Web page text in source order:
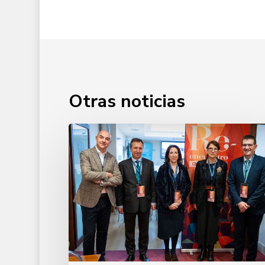
Otras noticias
Primer
encuentro
Deusto
Alumni
Chapter
Brussels